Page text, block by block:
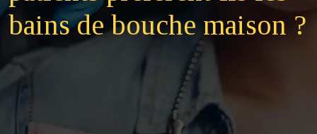
bains de bouche maison ?